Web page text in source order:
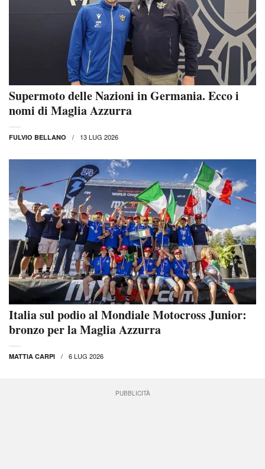
Supermoto delle Nazioni in Germania. Ecco i
nomi di Maglia Azzurra
FULVIO BELLANO 13 LUG 2026
Italia sul podio al Mondiale Motocross Junior:
bronzo per la Maglia Azzurra
MATTIA CARPI 6 LUG 2026
PUBBLICITÀ